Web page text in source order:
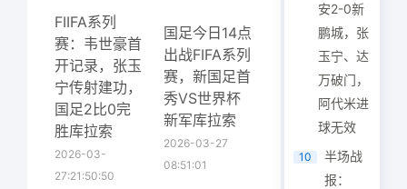
FIIFA系列
赛：韦世豪首
开记录，张玉
宁传射建功，
国足2比0完
胜库拉索
2026-03-
27:21:50:50
国足今日14点
出战FIFA系列
赛，新国足首
秀VS世界杯
新军库拉索
2026-03-27
08:51:01
安2-0新
鹏城，张
玉宁、达
万破门，
阿代米进
球无效
10
半场战
报：